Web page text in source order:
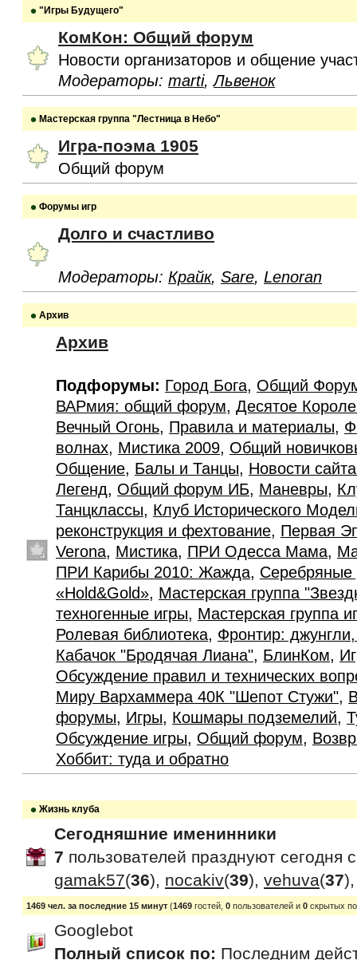
"Игры Будущего"
КомКон: Общий форум
Новости организаторов и общение
Модераторы: marti,Львенок
Мастерская группа "Лестница в Небо"
Игра-поэма 1905
Общий форум
Форумы игр
Долго и счастливо
Модераторы: Крайк, Sare, Lenoran
Архив
Архив
Подфорумы: Город Бога, Общий
ВАРмия: общий форум, Десятое
Вечный Огонь, Правила и материалы,
волнах, Мистика 2009, Общий
Общение, Балы и Танцы, Новости
Легенд, Общий форум ИБ, Маневры,
Танцклассы, Клуб Исторического
реконструкция и фехтование, Первая
Verona, Мистика, ПРИ Одесса Мама,
ПРИ Карибы 2010: Жажда, Серебряные
«Hold&Gold», Мастерская группа
техногенные игры, Мастерская группа
Ролевая библиотека, Фронтир:
Кабачок "Бродячая Лиана", БлинКом,
Обсуждение правил и технических
Миру Вархаммера 40К "Шепот Стужи",
форумы, Игры, Кошмары подземелий,
Обсуждение игры, Общий форум,
Хоббит: туда и обратно
Жизнь клуба
Сегодняшние именинники
7 пользователей празднуют сегодня
gamak57(36), nocakiv(39), vehuva(37
1469 чел. за последние 15 минут (1469 гостей, 0 пользователей и 0 скрытых
Googlebot
Полный список по: Последним